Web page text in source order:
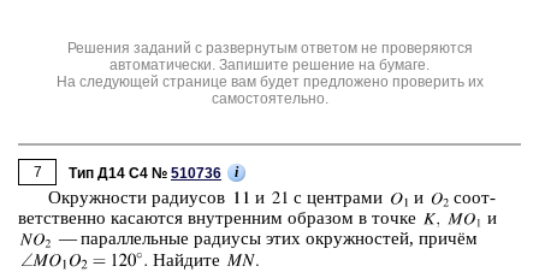
Решения заданий с развернутым ответом не проверяются
автоматически. Запишите решение на бумаге.
На следующей странице вам будет предложено проверить их
самостоятельно.
7 Тип Д14 C4 № 510736 i
Окруж­но­сти ра­ди­у­сов и с цен­тра­ми и
со­от­
вет­ствен­но ка­са­ют­ся внут­рен­ним об­ра­зом в точке
и
— па­рал­лель­ные ра­ди­у­сы этих окруж­но­стей, причём
Най­ди­те